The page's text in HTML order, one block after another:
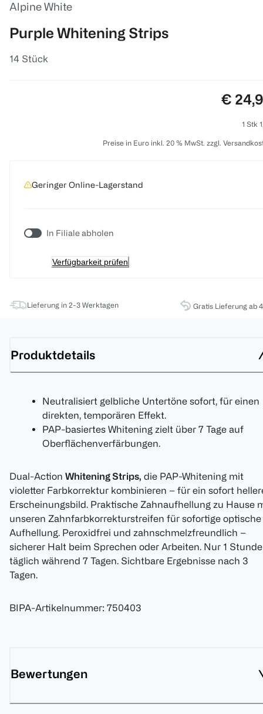
Alpine White
Purple Whitening Strips
14 Stück
Preis:
€
1 Stk
Preise in Euro inkl. 20 % MwSt. zzgl.
Geringer Online-Lagerstand
In Filiale abholen
Verfügbarkeit prüfen
Lieferung in 2-3 Werktagen Gratis Lieferung ab
Produktdetails
Neutralisiert gelbliche Untertöne sofort, für einen
direkten, temporären Effekt.
PAP-basiertes Whitening zielt über 7 Tage auf
Oberflächenverfärbungen.
Dual-Action Whitening Strips, die PAP-Whitening mit
violetter Farbkorrektur kombinieren – für ein sofort
Erscheinungsbild. Praktische Zahnaufhellung zu Hause
unseren Zahnfarbkorrekturstreifen für sofortige optische
Aufhellung. Peroxidfrei und zahnschmelzfreundlich –
sicherer Halt beim Sprechen oder Arbeiten. Nur 1 Stunde
täglich während 7 Tagen. Sichtbare Ergebnisse nach 3
Tagen.
BIPA-Artikelnummer: 750403
Bewertungen